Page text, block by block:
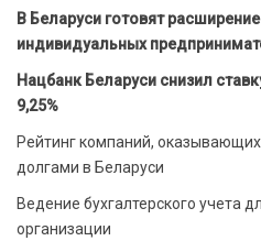
В Беларуси готовят
индивидуальных
Нацбанк Беларуси снизил
9,25%
Рейтинг компаний,
долгами в Беларуси
Ведение бухгалтерского учета
организации